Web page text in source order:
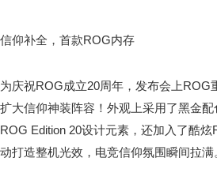
信仰补全，首款ROG内存
为庆祝ROG成立20周年，发布会上
扩大信仰神装阵容！外观上采用了黑金
ROG Edition 20设计元素，还加入了酷
动打造整机光效，电竞信仰氛围瞬间拉满